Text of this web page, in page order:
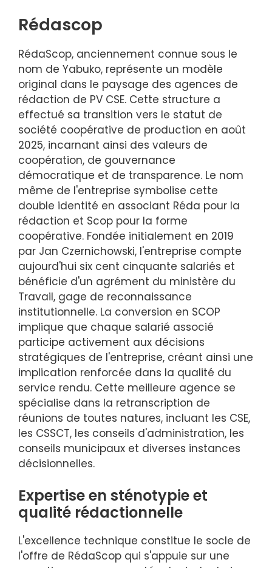
Rédascop
RédaScop, anciennement connue sous le
nom de Yabuko, représente un modèle
original dans le paysage des agences de
rédaction de PV CSE. Cette structure a
effectué sa transition vers le statut de
société coopérative de production en août
2025, incarnant ainsi des valeurs de
coopération, de gouvernance
démocratique et de transparence. Le nom
même de l'entreprise symbolise cette
double identité en associant Réda pour la
rédaction et Scop pour la forme
coopérative. Fondée initialement en 2019
par Jan Czernichowski, l'entreprise compte
aujourd'hui six cent cinquante salariés et
bénéficie d'un agrément du ministère du
Travail, gage de reconnaissance
institutionnelle. La conversion en SCOP
implique que chaque salarié associé
participe activement aux décisions
stratégiques de l'entreprise, créant ainsi une
implication renforcée dans la qualité du
service rendu. Cette meilleure agence se
spécialise dans la retranscription de
réunions de toutes natures, incluant les CSE,
les CSSCT, les conseils d'administration, les
conseils municipaux et diverses instances
décisionnelles.
Expertise en sténotypie et
qualité rédactionnelle
L'excellence technique constitue le socle de
l'offre de RédaScop qui s'appuie sur une